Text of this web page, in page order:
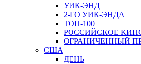
УИК-ЭНД
2-ГО УИК-ЭНДА
ТОП-100
РОССИЙСКОЕ
ОГРАНИЧЕННЫЙ
США
ДЕНЬ